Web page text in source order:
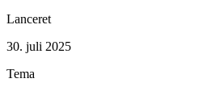
Lanceret
30. juli 2025
Tema